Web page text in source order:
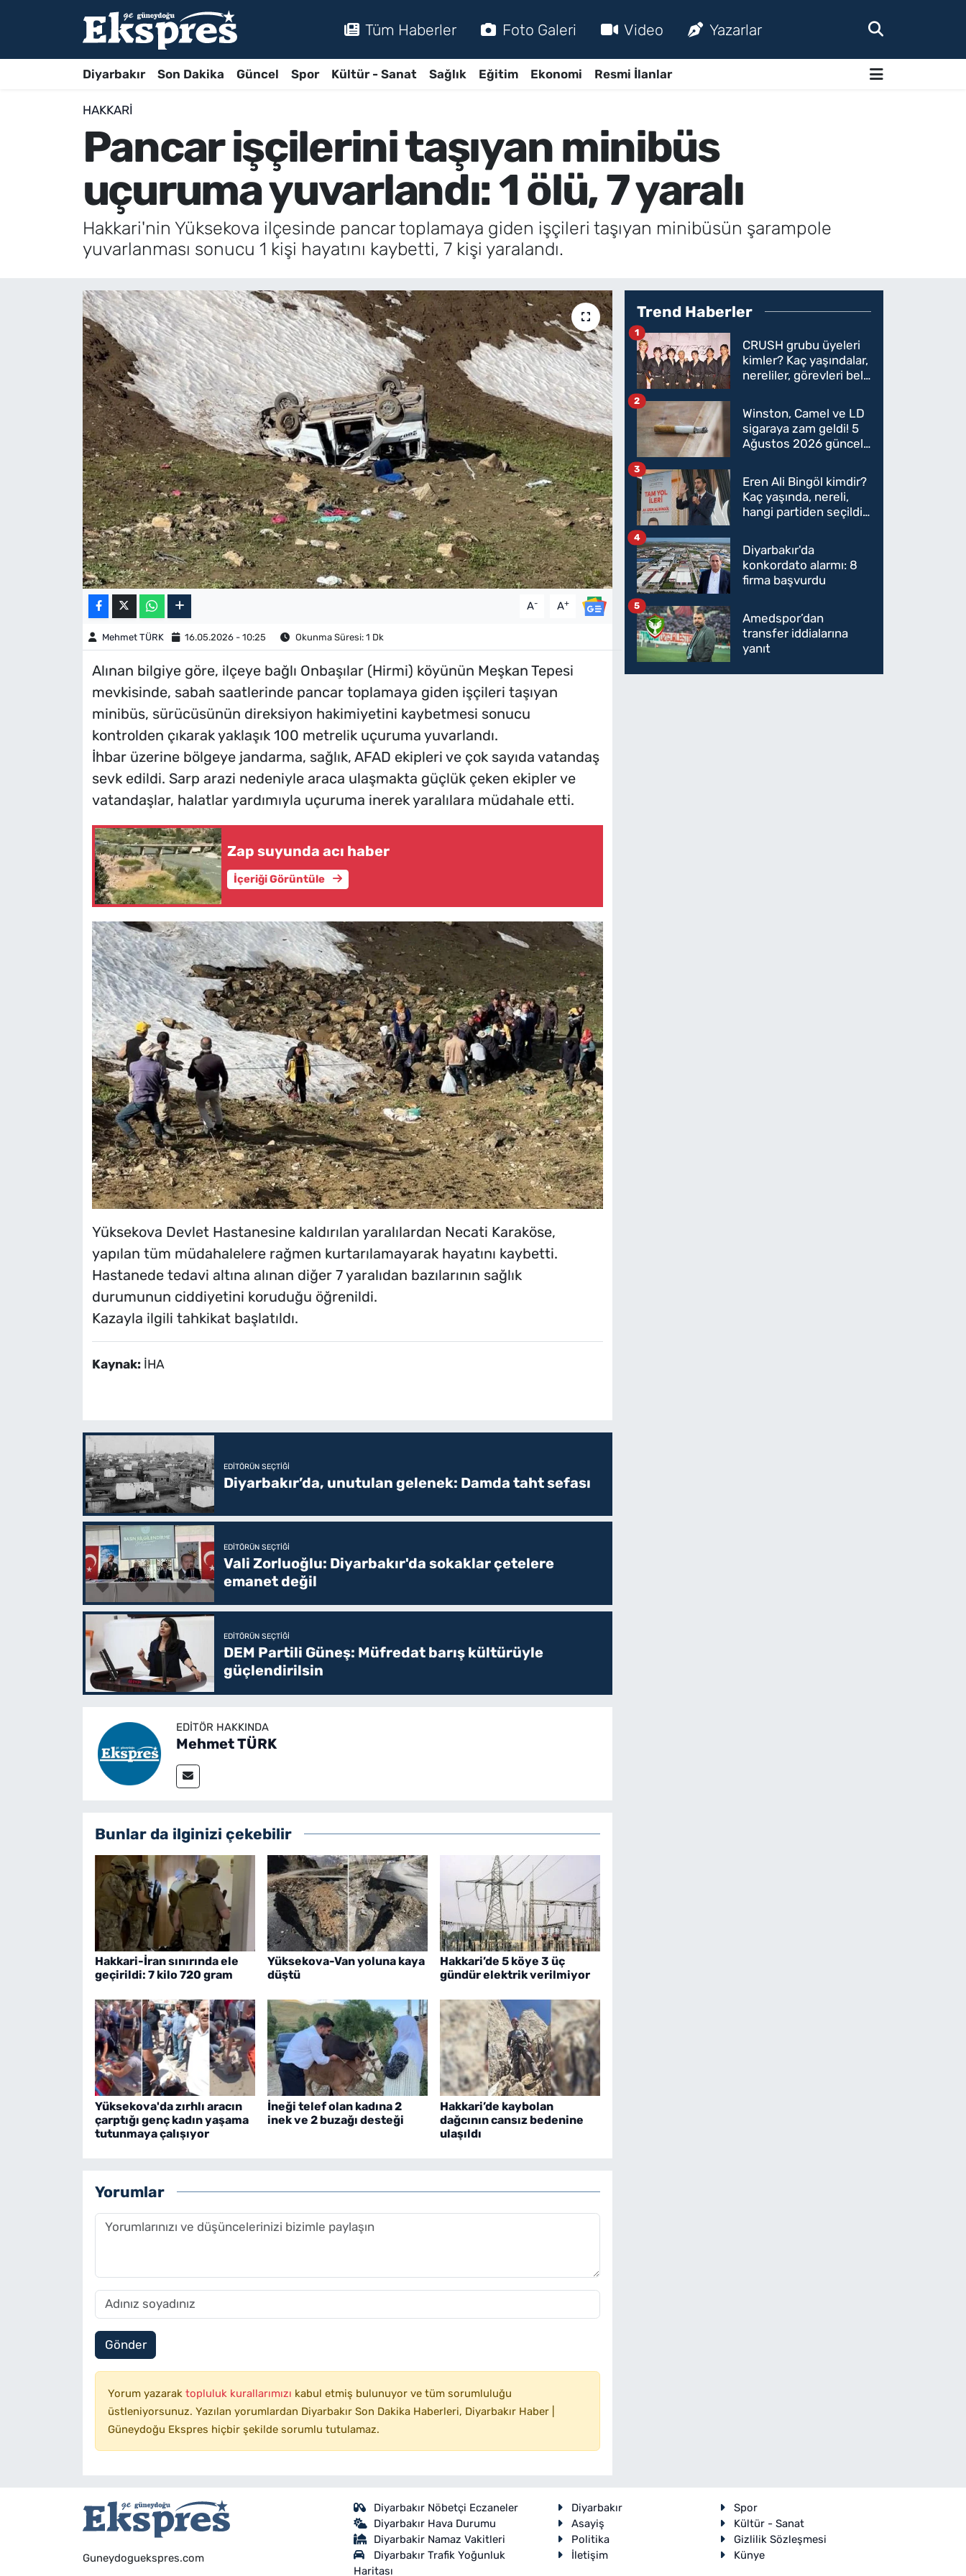
Tüm Haberler Foto Galeri Video Yazarlar
Diyarbakır Son Dakika Güncel Spor Kültür - Sanat Sağlık Eğitim Ekonomi Resmi İlanlar
HAKKARI
Pancar işçilerini taşıyan minibüs
uçuruma yuvarlandı: 1 ölü, 7 yaralı
Hakkari'nin Yüksekova ilçesinde pancar toplamaya giden işçileri taşıyan minibüsün şarampole
yuvarlanması sonucu 1 kişi hayatını kaybetti, 7 kişi yaralandı.
A- A+
Mehmet TÜRK 16.05.2026 - 10:25 Okunma Süresi: 1 Dk
Alınan bilgiye göre, ilçeye bağlı Onbaşılar (Hirmi) köyünün Meşkan Tepesi
mevkisinde, sabah saatlerinde pancar toplamaya giden işçileri taşıyan
minibüs, sürücüsünün direksiyon hakimiyetini kaybetmesi sonucu
kontrolden çıkarak yaklaşık 100 metrelik uçuruma yuvarlandı.
İhbar üzerine bölgeye jandarma, sağlık, AFAD ekipleri ve çok sayıda vatandaş
sevk edildi. Sarp arazi nedeniyle araca ulaşmakta güçlük çeken ekipler ve
vatandaşlar, halatlar yardımıyla uçuruma inerek yaralılara müdahale etti.
Zap suyunda acı haber
İçeriği Görüntüle
Yüksekova Devlet Hastanesine kaldırılan yaralılardan Necati Karaköse,
yapılan tüm müdahalelere rağmen kurtarılamayarak hayatını kaybetti.
Hastanede tedavi altına alınan diğer 7 yaralıdan bazılarının sağlık
durumunun ciddiyetini koruduğu öğrenildi.
Kazayla ilgili tahkikat başlatıldı.
Kaynak: İHA
EDITÖRÜN SEÇTIĞI
Diyarbakır’da, unutulan gelenek: Damda taht sefası
EDITÖRÜN SEÇTIĞI
Vali Zorluoğlu: Diyarbakır'da sokaklar çetelere
emanet değil
EDITÖRÜN SEÇTIĞI
DEM Partili Güneş: Müfredat barış kültürüyle
güçlendirilsin
EDITÖR HAKKINDA
Mehmet TÜRK
Bunlar da ilginizi çekebilir
Hakkari-İran sınırında ele
geçirildi: 7 kilo 720 gram
Yüksekova-Van yoluna kaya
düştü
Hakkari’de 5 köye 3 üç
gündür elektrik verilmiyor
Yüksekova'da zırhlı aracın
çarptığı genç kadın yaşama
tutunmaya çalışıyor
İneği telef olan kadına 2
inek ve 2 buzağı desteği
Hakkari’de kaybolan
dağcının cansız bedenine
ulaşıldı
Yorumlar
Gönder
Yorum yazarak topluluk kurallarımızı kabul etmiş bulunuyor ve tüm sorumluluğu
üstleniyorsunuz. Yazılan yorumlardan Diyarbakır Son Dakika Haberleri, Diyarbakır Haber |
Güneydoğu Ekspres hiçbir şekilde sorumlu tutulamaz.
Trend Haberler
CRUSH grubu üyeleri
kimler? Kaç yaşındalar,
nereliler, görevleri belli
1
Winston, Camel ve LD
sigaraya zam geldi! 5
Ağustos 2026 güncel
oldu
2
Eren Ali Bingöl kimdir?
Kaç yaşında, nereli,
hangi partiden seçildi?
Parti'ye mi geçecek?
3
Diyarbakır'da
konkordato alarmı: 8
firma başvurdu
4
Amedspor’dan
transfer iddialarına
yanıt
5
Guneydoguekspres.com
Diyarbakır Nöbetçi Eczaneler
Diyarbakır Hava Durumu
Diyarbakir Namaz Vakitleri
Diyarbakır Trafik Yoğunluk
Haritası
Diyarbakır
Spor
Asayiş
Kültür - Sanat
Politika
Gizlilik Sözleşmesi
İletişim
Künye